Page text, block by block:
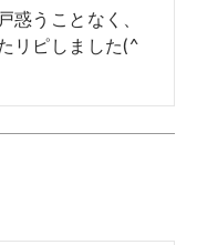
惑うことなく、
リピしました(^